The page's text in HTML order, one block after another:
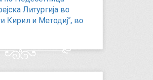
Литургија во
Кирил и Методиј“, во